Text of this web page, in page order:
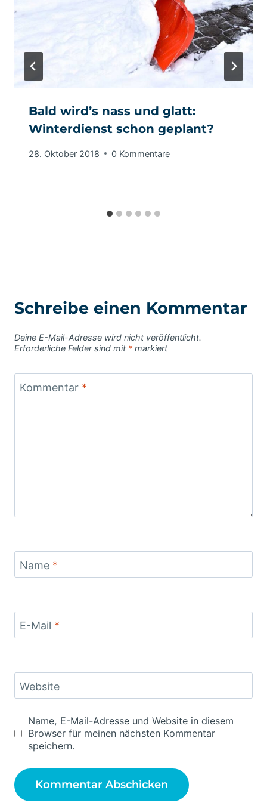
Bald wird’s nass und glatt:
Winterdienst schon geplant?
28. Oktober 2018 0 Kommentare
Schreibe einen Kommentar
Deine E-Mail-Adresse wird nicht veröffentlicht.
Erforderliche Felder sind mit * markiert
Kommentar *
Name *
E-Mail *
Website
Name, E-Mail-Adresse und Website in diesem
Browser für meinen nächsten Kommentar
speichern.